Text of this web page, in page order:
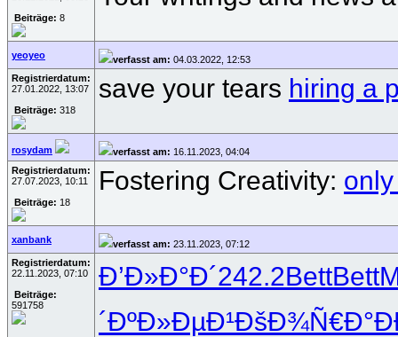
Beiträge: 8
yeoyeo verfasst am: 04.03.2022, 12:53
Registrierdatum:
27.01.2022, 13:07
Beiträge: 318
save your tears hiring a
rosydam verfasst am: 16.11.2023, 04:04
Registrierdatum:
27.07.2023, 10:11
Beiträge: 18
Fostering Creativity:
xanbank verfasst am: 23.11.2023, 07:12
Registrierdatum:
22.11.2023, 07:10
Beiträge:
591758
Ð’Ð»Ð°Ð´242.2BettBett
´ÐºÐ»ÐµÐ¹ÐšÐ¾Ñ€Ð°